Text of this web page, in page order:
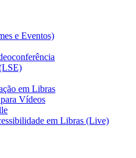
e Eventos)
em Libras
Vídeos
em Libras (Live)